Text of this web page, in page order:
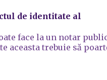
de identitate al
face la un notar
aceasta trebuie să